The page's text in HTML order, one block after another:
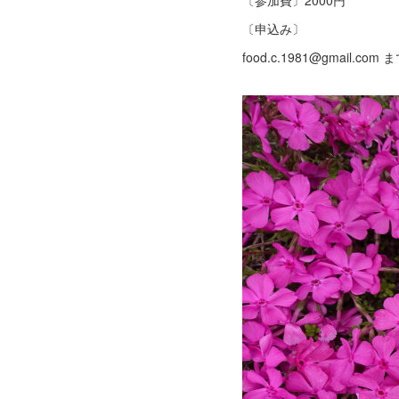
〔申込み〕
food.c.1981@gmail.com ま